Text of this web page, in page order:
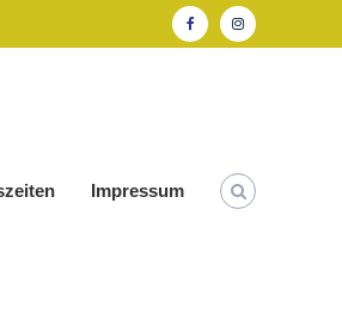
FacebookInstagram
Impressum